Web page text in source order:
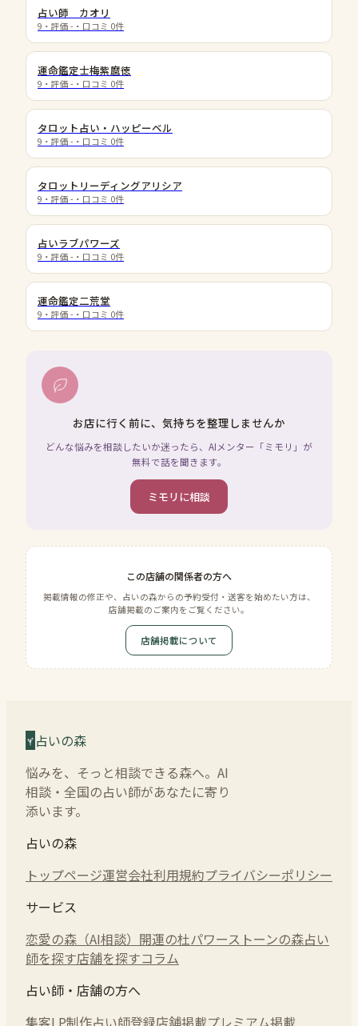
占い師 カオリ
9 ・評価 - ・口コミ 0件
運命鑑定士梅紫麿徳
9 ・評価 - ・口コミ 0件
タロット占い・ハッピーベル
9 ・評価 - ・口コミ 0件
タロットリーディングアリシア
9 ・評価 - ・口コミ 0件
占いラブパワーズ
9 ・評価 - ・口コミ 0件
運命鑑定二荒堂
9 ・評価 - ・口コミ 0件
お店に行く前に、気持ちを整理しませんか
どんな悩みを相談したいか迷ったら、AIメンター「ミモリ」が
無料で話を聞きます。
ミモリに相談
この店舗の関係者の方へ
掲載情報の修正や、占いの森からの予約受付・送客を始めたい方は、
店舗掲載のご案内をご覧ください。
店舗掲載について
占いの森
悩みを、そっと相談できる森へ。AI
相談・全国の占い師があなたに寄り
添います。
占いの森
トップページ運営会社利用規約プライバシーポリシー
サービス
恋愛の森（AI相談） 開運の杜パワーストーンの森占い
師を探す店舗を探すコラム
占い師・店舗の方へ
集客LP制作占い師登録店舗掲載プレミアム掲載